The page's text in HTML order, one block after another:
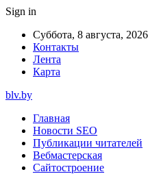
Sign in
Суббота, 8 августа, 2026
Контакты
Лента
Карта
blv.by
Главная
Новости SEO
Публикации читателей
Вебмастерская
Сайтостроение